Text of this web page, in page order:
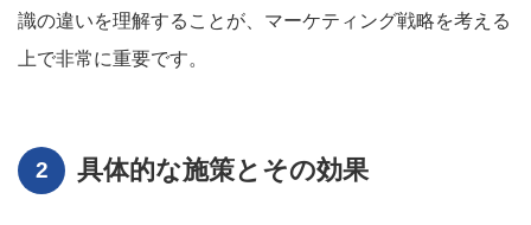
識の違いを理解することが、マーケティング戦略を考える
上で非常に重要です。
具体的な施策とその効果